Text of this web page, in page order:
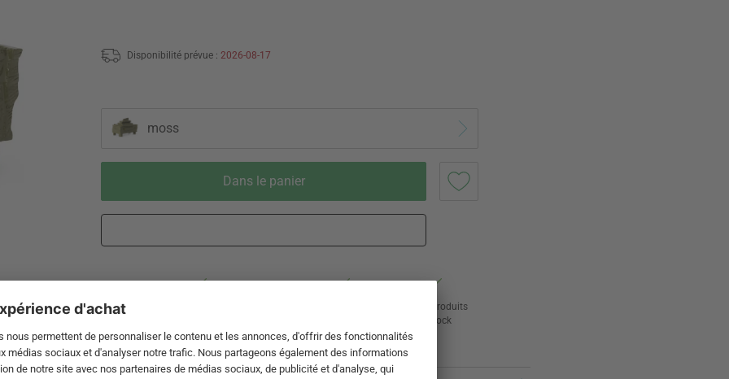
Disponibilité prévue : 2026-08-17
moss
Dans le panier
Livraison 3-5 jours ouvrables après
24 000 produits
en stock